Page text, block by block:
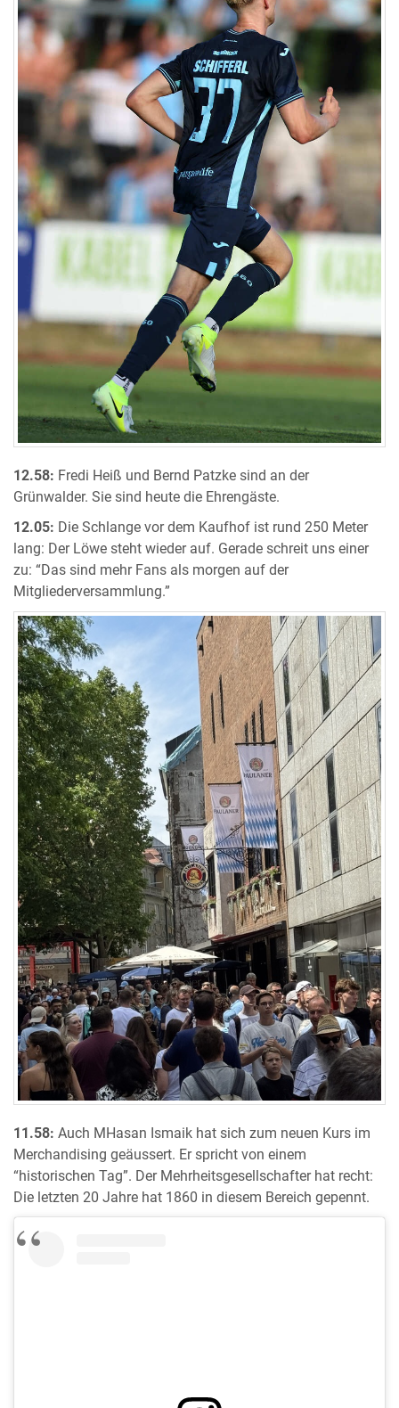
12.58: Fredi Heiß und Bernd Patzke sind an der
Grünwalder. Sie sind heute die Ehrengäste.
12.05: Die Schlange vor dem Kaufhof ist rund 250 Meter
lang: Der Löwe steht wieder auf. Gerade schreit uns einer
zu: “Das sind mehr Fans als morgen auf der
Mitgliederversammlung.”
11.58: Auch MHasan Ismaik hat sich zum neuen Kurs im
Merchandising geäussert. Er spricht von einem
“historischen Tag”. Der Mehrheitsgesellschafter hat recht:
Die letzten 20 Jahre hat 1860 in diesem Bereich gepennt.